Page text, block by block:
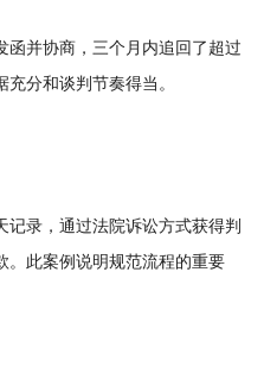
并协商，三个月内追回了超过
分和谈判节奏得当。
录，通过法院诉讼方式获得判
。此案例说明规范流程的重要